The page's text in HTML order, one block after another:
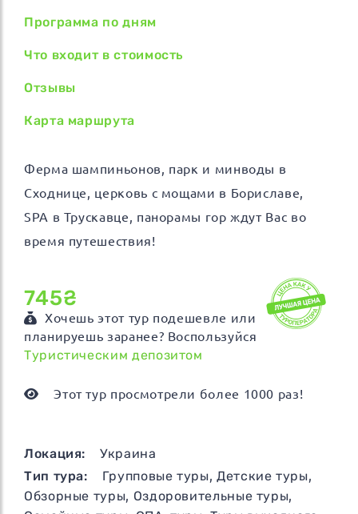
Программа по дням
Что входит в стоимость
Отзывы
Карта маршрута
Ферма шампиньонов, парк и минводы в
Сходнице, церковь с мощами в Бориславе,
SPA в Трускавце, панорамы гор ждут Вас во
время путешествия!
745₴
Хочешь этот тур подешевле или
планируешь заранее? Воспользуйся
Туристическим депозитом
Этот тур просмотрели более 1000 раз!
Локация:
Украина
Тип тура:
Групповые туры,Детские туры,
Обзорные туры, Оздоровительные туры,